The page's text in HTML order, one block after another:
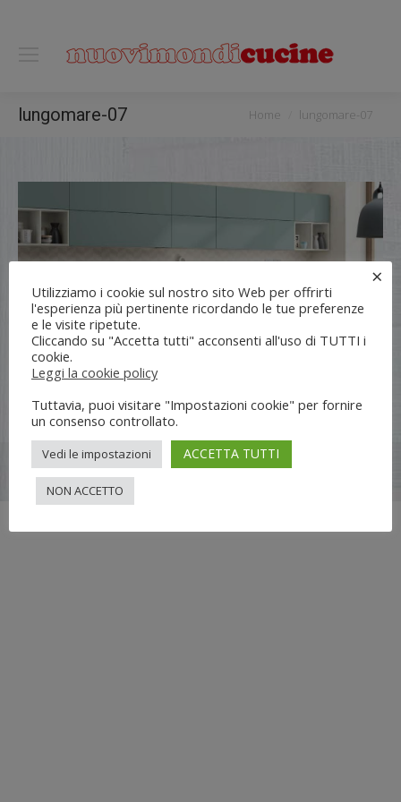
lungomare-07 You are here:
Home lungomare-07
Flli UNIA s.n.c. | Lungo Dora Voghera 28/d Torino (10122) |
info[at]nuovimondi.com | P.IVA 00715420014
Utilizziamo i cookie sul nostro sito Web per offrirti
l'esperienza più pertinente ricordando le tue preferenze
e le visite ripetute.
Cliccando su "Accetta tutti" acconsenti all'uso di TUTTI i
cookie.
Leggi la cookie policy
×
Tuttavia, puoi visitare "Impostazioni cookie" per fornire
un consenso controllato.
Vedi le impostazioni ACCETTA TUTTI
NON ACCETTO